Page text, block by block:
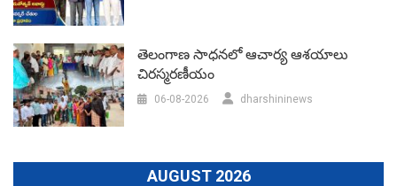
తెలంగాణ సాధనలో ఆచార్య ఆశయాలు
చిరస్మరణీయం
06-08-2026 dharshininews
AUGUST 2026